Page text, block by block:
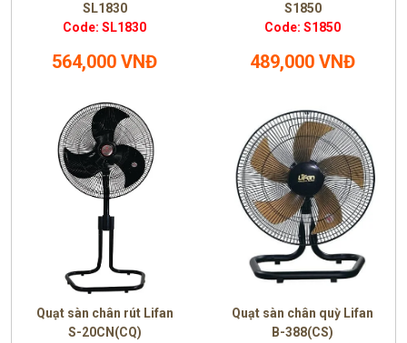
SL1830
Code: SL1830
564,000 VNĐ
S1850
Code: S1850
489,000 VNĐ
Quạt sàn chân rút Lifan
S-20CN(CQ)
Quạt sàn chân quỳ Lifan
B-388(CS)